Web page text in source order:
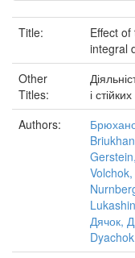
Title:
Effect
integral
Other
Titles:
і
Authors:
Volchok,
Дячок,